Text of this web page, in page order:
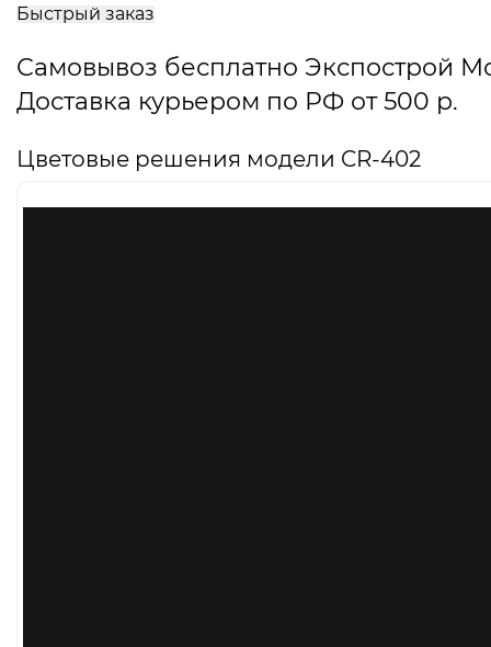
Быстрый заказ
Самовывоз бесплатно Экспострой
Доставка курьером по РФ от 500 р.
Цветовые решения модели CR-402